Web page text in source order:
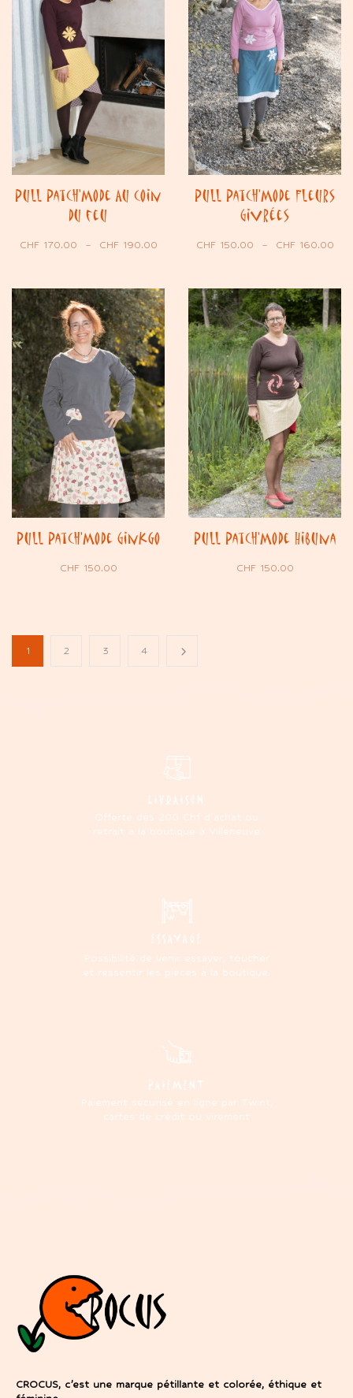
Pull Patch’Mode Au coin
du feu
CHF170.00 – CHF190.00
Pull Patch’Mode Fleurs
Givrées
CHF150.00 – CHF160.00
Pull Patch’Mode Ginkgo
CHF150.00
Pull Patch’Mode Hibuna
CHF150.00
1 2 3 4
LIVRAISON
Offerte dès 200 Chf d'achat ou
retrait à la boutique à Villeneuve
ESSAYAGE
Possibilité de venir essayer, toucher
et ressentir les pièces à la boutique.
PAIEMENT
Paiement sécurisé en ligne par Twint,
cartes de crédit ou virement
CROCUS, c’est une marque pétillante et colorée, éthique et